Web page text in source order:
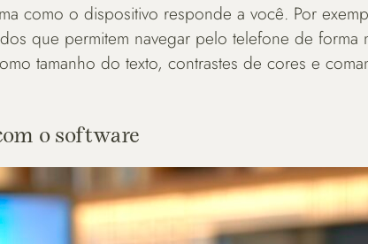
como o dispositivo responde a você. Por
que permitem navegar pelo telefone de forma
tamanho do texto, contrastes de cores e
o software